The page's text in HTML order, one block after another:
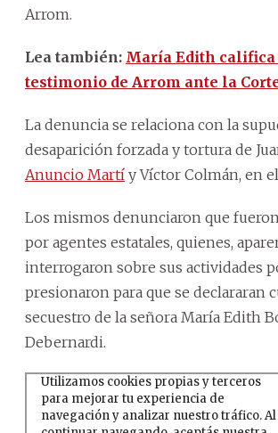
Arrom.
Lea también: María Edith califica
testimonio de Arrom ante la
La denuncia se relaciona con la
desaparición forzada y tortura de
Anuncio Martí y Víctor Colmán, en
Los mismos denunciaron que
por agentes estatales, quienes,
interrogaron sobre sus actividades
presionaron para que se declararan
secuestro de la señora María Edith
Debernardi.